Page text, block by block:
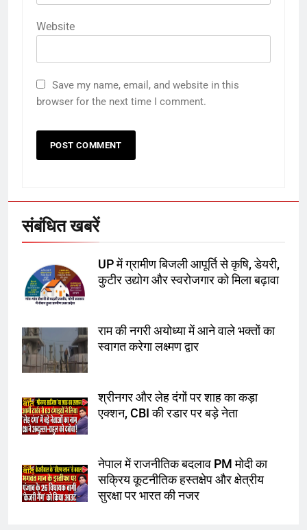
Website
Save my name, email, and website in this
browser for the next time I comment.
संबंधित खबरें
UP में ग्रामीण बिजली आपूर्ति से कृषि, डेयरी,
कुटीर उद्योग और स्वरोजगार को मिला बढ़ावा
राम की नगरी अयोध्या में आने वाले भक्तों का
स्वागत करेगा लक्ष्मण द्वार
श्रीनगर और लेह दंगों पर शाह का कड़ा
एक्शन, CBI की रडार पर बड़े नेता
नेपाल में राजनीतिक बदलाव PM मोदी का
सक्रिय कूटनीतिक हस्तक्षेप और क्षेत्रीय
सुरक्षा पर भारत की नजर
उत्तर प्रदेश में गांवों में बढ़ेंगी सुविधाएं: 67%
बढ़ा पंचायतों का बजट
7
चुनाव से पहले लालू परिवार पर बड़ा झटका,
दिल्ली कोर्ट ने IRCTC घोटाले में आरोप
8
मां को गाली पर कोर्ट का समन जारी
1
स्वरूप रानी नेहरू चिकित्सालय का
नामकरण करने की मांग को लेकर
अनिश्चितकालीन धरना शुरू